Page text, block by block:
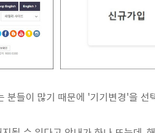
분들이 많기 때문에 '기기변경'을 선